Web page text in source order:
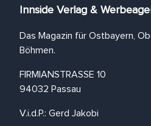
Innside Verlag &
Das Magazin für Ostbayern,
Böhmen.
FIRMIANSTRASSE 10
94032 Passau
V.i.d.P.: Gerd Jakobi